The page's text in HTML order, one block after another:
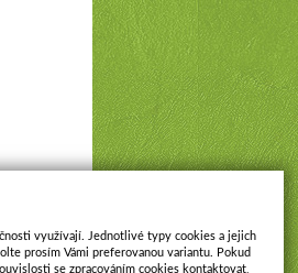
využívají. Jednotlivé typy cookies a jejich
prosím Vámi preferovanou variantu. Pokud
se zpracováním cookies kontaktovat,